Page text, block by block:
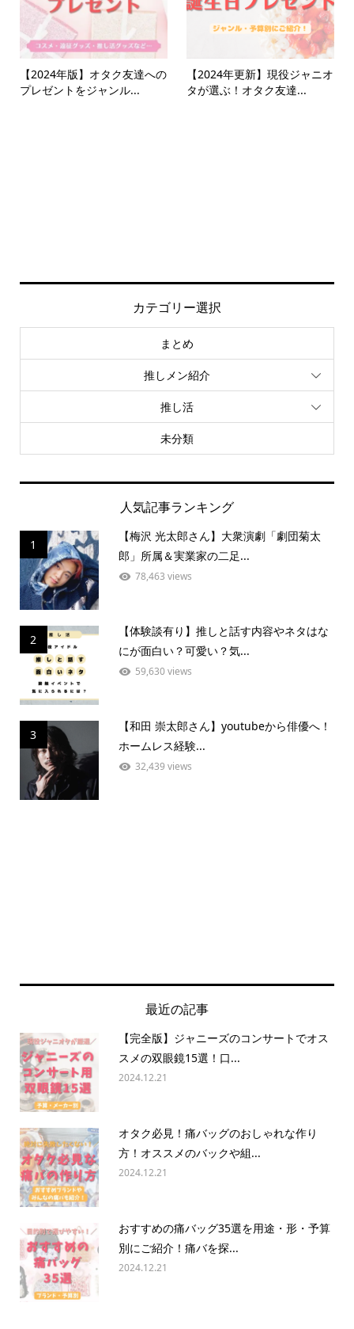
【2024年版】オタク友達への
プレゼントをジャンル...
【2024年更新】現役ジャニオ
タが選ぶ！オタク友達...
カテゴリー選択
まとめ
推しメン紹介
推し活
未分類
人気記事ランキング
1
【梅沢 光太郎さん】大衆演劇「劇団菊太
郎」所属＆実業家の二足...
78,463 views
2
【体験談有り】推しと話す内容やネタはな
にが面白い？可愛い？気...
59,630 views
3
【和田 崇太郎さん】youtubeから俳優へ！
ホームレス経験...
32,439 views
最近の記事
【完全版】ジャニーズのコンサートでオス
スメの双眼鏡15選！口...
2024.12.21
オタク必見！痛バッグのおしゃれな作り
方！オススメのバックや組...
2024.12.21
おすすめの痛バッグ35選を用途・形・予算
別にご紹介！痛バを探...
2024.12.21